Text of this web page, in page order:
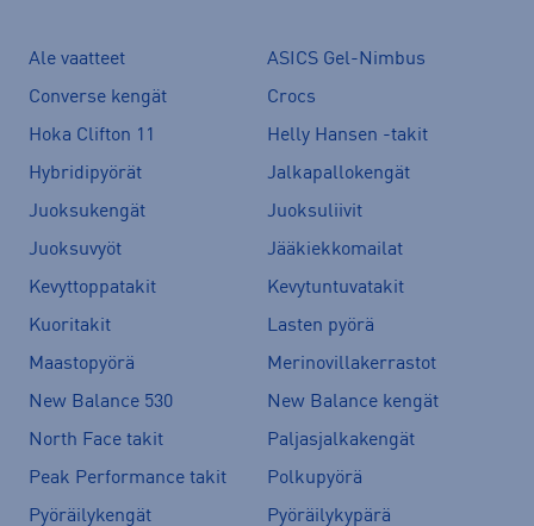
Ale vaatteet
ASICS Gel-Nimbus
Converse kengät
Crocs
Hoka Clifton 11
Helly Hansen -takit
Hybridipyörät
Jalkapallokengät
Juoksukengät
Juoksuliivit
Juoksuvyöt
Jääkiekkomailat
Kevyttoppatakit
Kevytuntuvatakit
Kuoritakit
Lasten pyörä
Maastopyörä
Merinovillakerrastot
New Balance 530
New Balance kengät
North Face takit
Paljasjalkakengät
Peak Performance takit
Polkupyörä
Pyöräilykengät
Pyöräilykypärä